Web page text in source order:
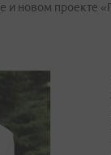
и новом проекте